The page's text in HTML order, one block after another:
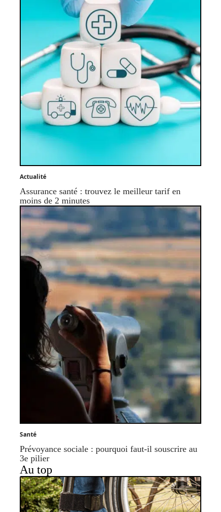
Actualité
Assurance santé : trouvez le meilleur tarif en
moins de 2 minutes
Santé
Prévoyance sociale : pourquoi faut-il souscrire au
3e pilier
Au top